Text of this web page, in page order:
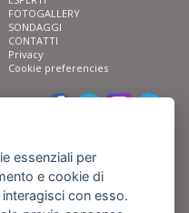
FOTOGALLERY
SONDAGGI
CONTATTI
Privacy
Cookie preferencies
essenziali per
e cookie di
con esso.